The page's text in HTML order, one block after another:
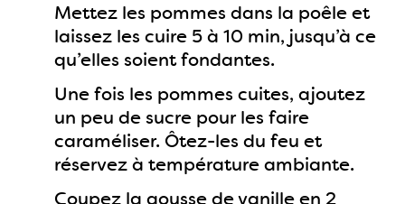
Mettez les pommes dans la poêle et
laissez les cuire 5 à 10 min, jusqu’à ce
qu’elles soient fondantes.
Une fois les pommes cuites, ajoutez
un peu de sucre pour les faire
caraméliser. Ôtez-les du feu et
réservez à température ambiante.
Coupez la gousse de vanille en 2